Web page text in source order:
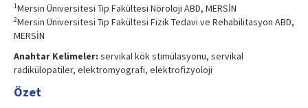
1Mersin Üniversitesi Tıp Fakültesi Nöroloji ABD, MERSİN
2Mersin Üniversitesi Tıp Fakültesi Fizik Tedavi ve Rehabilitasyon ABD,
MERSİN
Anahtar Kelimeler: servikal kök stimülasyonu, servikal
radikülopatiler, elektromyografi, elektrofizyoloji
Özet